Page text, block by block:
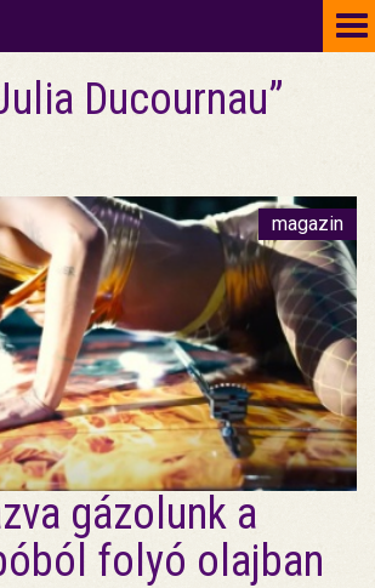
Ducournau”
magazin
gázolunk a
folyó olajban